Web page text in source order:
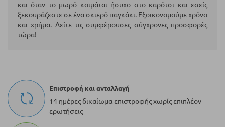
και όταν το μωρό κοιμάται ήσυχο στο καρότσι και εσείς
ξεκουράζεστε σε ένα σκιερό παγκάκι. Εξοικονομούμε χρόνο
και χρήμα. Δείτε τις συμφέρουσες σύγχρονες προσφορές
τώρα!
Επιστροφή και ανταλλαγή
14 ημέρες δικαίωμα επιστροφής χωρίς επιπλέον
ερωτήσεις